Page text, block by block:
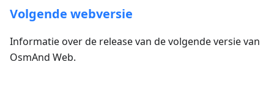
Volgende webversie
Informatie over de release van de volgende versie van
OsmAnd Web.